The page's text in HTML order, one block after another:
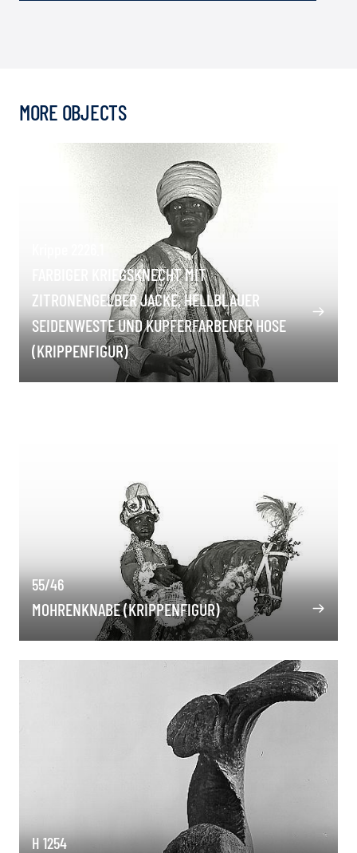
MORE OBJECTS
FARBIGER KRIEGSKNECHT MIT
ZITRONENGELBER JACKE, HELLBLAUER
SEIDENWESTE UND KUPFERFARBENER HOSE
(KRIPPENFIGUR)
55/46
MOHRENKNABE (KRIPPENFIGUR)
H 1254